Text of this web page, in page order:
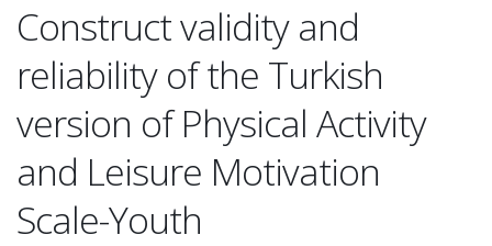
Construct validity and
reliability of the Turkish
version of Physical Activity
and Leisure Motivation
Scale-Youth